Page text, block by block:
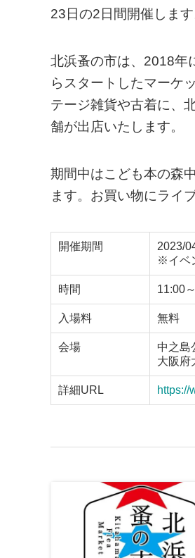
23日の2日間開催します
北浜蚤の市は、2018年
らスタートしたマーケ
テージ雑貨や古着に、
舗が出店いたします。
期間中はこども本の森
ます。お買い物にライ
開催期間
2023/
※イベ
時間 11:00
入場料 無料
会場
中之島
大阪府
詳細URL https://